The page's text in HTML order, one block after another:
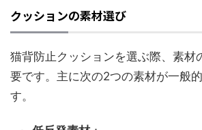
クッションの素材選び
猫背防止クッションを選ぶ際、素材
要です。主に次の2つの素材が一般
す。